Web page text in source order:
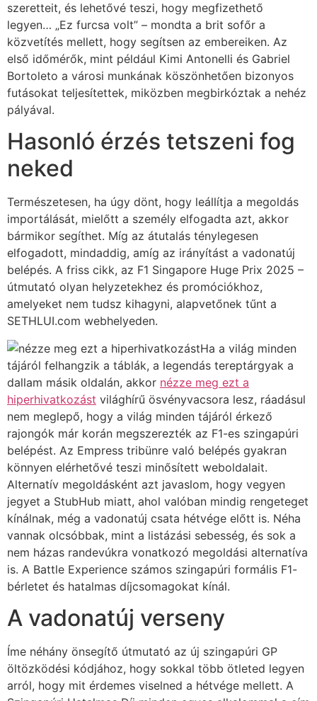
szeretteit, és lehetővé teszi, hogy megfizethető
legyen… „Ez furcsa volt” – mondta a brit sofőr a
közvetítés mellett, hogy segítsen az embereiken. Az
első időmérők, mint például Kimi Antonelli és Gabriel
Bortoleto a városi munkának köszönhetően bizonyos
futásokat teljesítettek, miközben megbirkóztak a nehéz
pályával.
Hasonló érzés tetszeni fog
neked
Természetesen, ha úgy dönt, hogy leállítja a megoldás
importálását, mielőtt a személy elfogadta azt, akkor
bármikor segíthet. Míg az átutalás ténylegesen
elfogadott, mindaddig, amíg az irányítást a vadonatúj
belépés. A friss cikk, az F1 Singapore Huge Prix 2025 –
útmutató olyan helyzetekhez és promóciókhoz,
amelyeket nem tudsz kihagyni, alapvetőnek tűnt a
SETHLUI.com webhelyeden.
Ha a világ minden
tájáról felhangzik a táblák, a legendás tereptárgyak a
dallam másik oldalán, akkor nézze meg ezt a
hiperhivatkozást világhírű ösvényvacsora lesz, ráadásul
nem meglepő, hogy a világ minden tájáról érkező
rajongók már korán megszerezték az F1-es szingapúri
belépést. Az Empress tribünre való belépés gyakran
könnyen elérhetővé teszi minősített weboldalait.
Alternatív megoldásként azt javaslom, hogy vegyen
jegyet a StubHub miatt, ahol valóban mindig rengeteget
kínálnak, még a vadonatúj csata hétvége előtt is. Néha
vannak olcsóbbak, mint a listázási sebesség, és sok a
nem házas randevúkra vonatkozó megoldási alternatíva
is. A Battle Experience számos szingapúri formális F1-
bérletet és hatalmas díjcsomagokat kínál.
A vadonatúj verseny
Íme néhány önsegítő útmutató az új szingapúri GP
öltözködési kódjához, hogy sokkal több ötleted legyen
arról, hogy mit érdemes viselned a hétvége mellett. A